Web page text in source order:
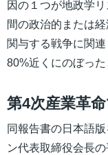
因の１つが地政学
間の政治的または
関与する戦争に関
80%近くにのぼった
第4次産業革
同報告書の日本語
ン代表取締役会長